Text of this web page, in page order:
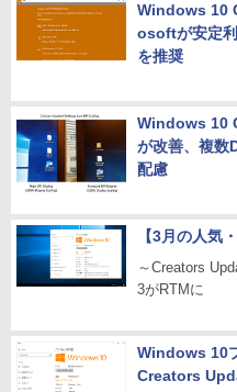
Windows 10
osoftが安定
を推奨
Windows 10
が改善、複数
配慮
【3月の人気
～Creators
3がRTMに
Windows 10
Creators